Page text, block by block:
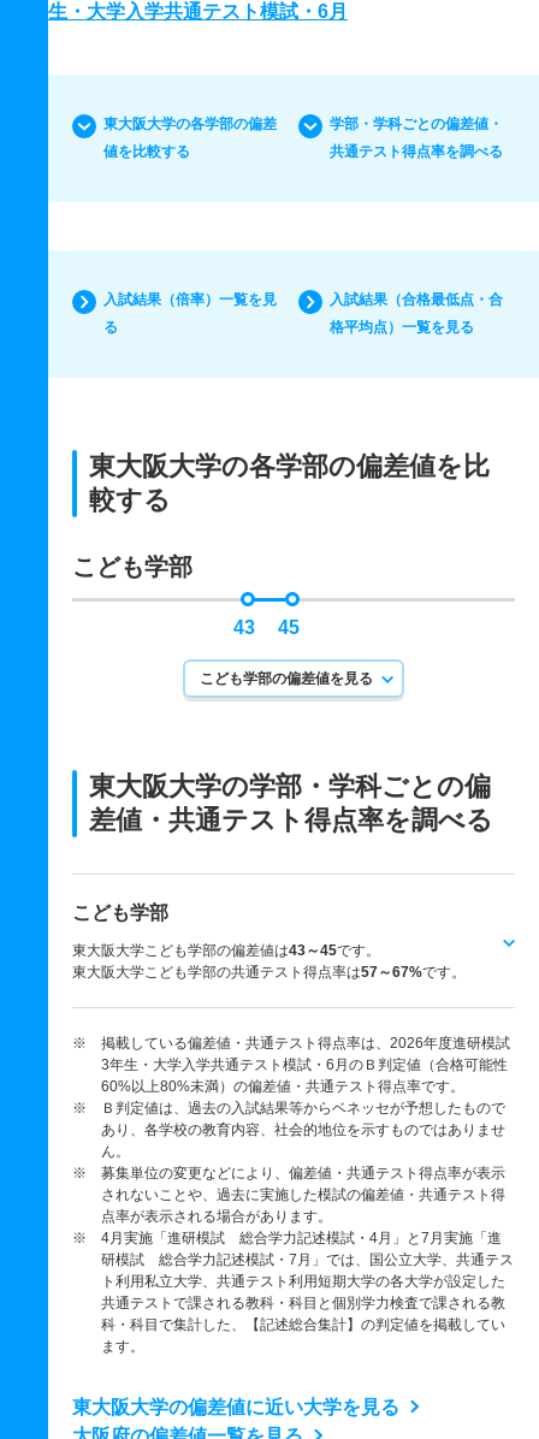
生・大学入学共通テスト模試・6月
東大阪大学の各学部の偏差
値を比較する
学部・学科ごとの偏差値・
共通テスト得点率を調べる
入試結果（倍率）一覧を見
る
入試結果（合格最低点・合
格平均点）一覧を見る
東大阪大学の各学部の偏差値を比
較する
こども学部
43 45
こども学部の偏差値を見る
東大阪大学の学部・学科ごとの偏
差値・共通テスト得点率を調べる
こども学部
東大阪大学こども学部の偏差値は43～45です。
東大阪大学こども学部の共通テスト得点率は57～67%です。
※ 掲載している偏差値・共通テスト得点率は、2026年度進研模試
3年生・大学入学共通テスト模試・6月のＢ判定値（合格可能性
60%以上80%未満）の偏差値・共通テスト得点率です。
※ Ｂ判定値は、過去の入試結果等からベネッセが予想したもので
あり、各学校の教育内容、社会的地位を示すものではありませ
ん。
※ 募集単位の変更などにより、偏差値・共通テスト得点率が表示
されないことや、過去に実施した模試の偏差値・共通テスト得
点率が表示される場合があります。
※ 4月実施「進研模試 総合学力記述模試・4月」と7月実施「進
研模試 総合学力記述模試・7月」では、国公立大学、共通テス
ト利用私立大学、共通テスト利用短期大学の各大学が設定した
共通テストで課される教科・科目と個別学力検査で課される教
科・科目で集計した、【記述総合集計】の判定値を掲載してい
ます。
東大阪大学の偏差値に近い大学を見る